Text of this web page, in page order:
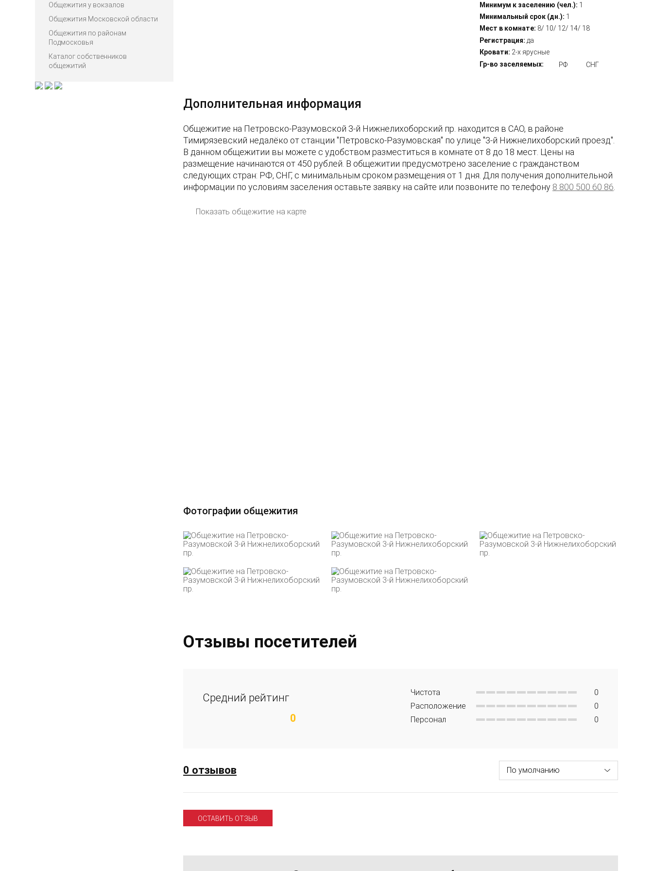
Общежития у вокзалов
Общежития Московской области
Общежития по районам
Подмосковья
Каталог собственников
общежитий
Минимум к заселению (чел.): 1
Минимальный срок (дн.): 1
Мест в комнате: 8/ 10/ 12/ 14/ 18
Регистрация: да
Кровати: 2-х ярусные
Гр-во заселяемых:
РФ СНГ
Дополнительная информация
Общежитие на Петровско-Разумовской 3-й Нижнелихоборский пр. находится в САО, в районе
Тимирязевский недалёко от станции "Петровско-Разумовская" по улице "3-й Нижнелихоборский проезд".
В данном общежитии вы можете с удобством разместиться в комнате от 8 до 18 мест. Цены на
размещение начинаются от 450 рублей. В общежитии предусмотрено заселение с гражданством
следующих стран: РФ, СНГ, с минимальным сроком размещения от 1 дня. Для получения дополнительной
информации по условиям заселения оставьте заявку на сайте или позвоните по телефону 8 800 500 60 86.
Показать общежитие на карте
Фотографии общежития
Отзывы посетителей
Средний рейтинг
0
Чистота
0
Расположение
0
Персонал
0
0 отзывов
ОСТАВИТЬ ОТЗЫВ